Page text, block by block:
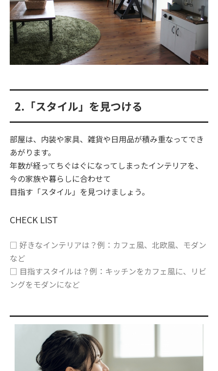
2.「スタイル」を見つける
部屋は、内装や家具、雑貨や日用品が積み重なってでき
あがります。
年数が経ってちぐはぐになってしまったインテリアを、
今の家族や暮らしに合わせて
目指す「スタイル」を見つけましょう。
CHECK LIST
□ 好きなインテリアは？例：カフェ風、北欧風、モダン
など
□ 目指すスタイルは？例：キッチンをカフェ風に、リビ
ングをモダンになど